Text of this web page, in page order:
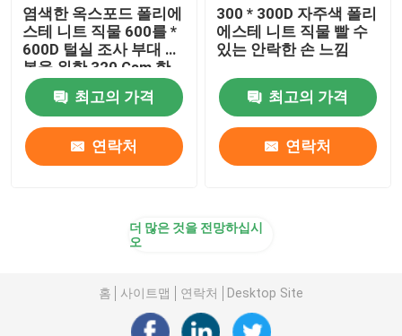
염색한 옥스포드 폴리에
스테 니트 직물 600를 *
600D 털실 조사 부대 피
복을 위한 320 Gsm 한
탄하십시오
최고의 가격
연락처
300 * 300D 자주색 폴리
에스테 니트 직물 빨 수
있는 안락한 손 느낌
최고의 가격
연락처
더 많은 것을 전망하십시
오
홈 사이트맵 연락처 Desktop Site